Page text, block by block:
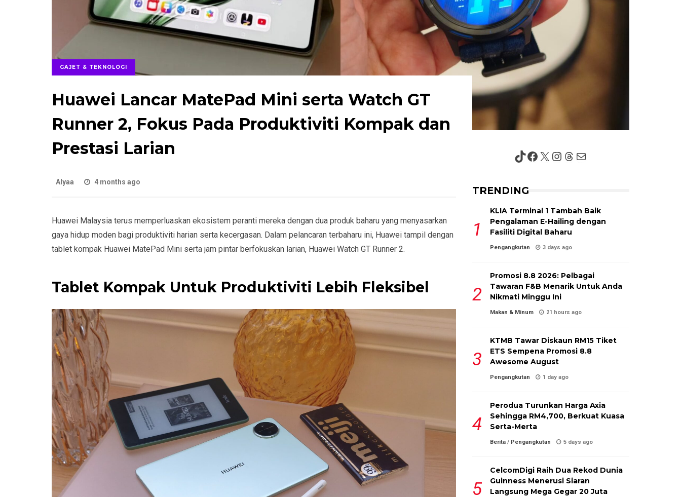
GAJET & TEKNOLOGI
Huawei Lancar MatePad Mini serta Watch GT
Runner 2, Fokus Pada Produktiviti Kompak dan
Prestasi Larian
Alyaa 4 months ago
Huawei Malaysia terus memperluaskan ekosistem peranti mereka dengan dua produk baharu yang menyasarkan
gaya hidup moden bagi produktiviti harian serta kecergasan. Dalam pelancaran terbaharu ini, Huawei tampil dengan
tablet kompak Huawei MatePad Mini serta jam pintar berfokuskan larian, Huawei Watch GT Runner 2.
Tablet Kompak Untuk Produktiviti Lebih Fleksibel
TikTok
Facebook
X Instagram
Threads
Mail
TRENDING
KLIA Terminal 1 Tambah Baik
Pengalaman E-Hailing dengan
Fasiliti Digital Baharu
Pengangkutan 3 days ago
Promosi 8.8 2026: Pelbagai
Tawaran F&B Menarik Untuk Anda
Nikmati Minggu Ini
Makan & Minum 21 hours ago
KTMB Tawar Diskaun RM15 Tiket
ETS Sempena Promosi 8.8
Awesome August
Pengangkutan 1 day ago
Perodua Turunkan Harga Axia
Sehingga RM4,700, Berkuat Kuasa
Serta-Merta
Berita / Pengangkutan 5 days ago
CelcomDigi Raih Dua Rekod Dunia
Guinness Menerusi Siaran
Langsung Mega Gegar 20 Juta